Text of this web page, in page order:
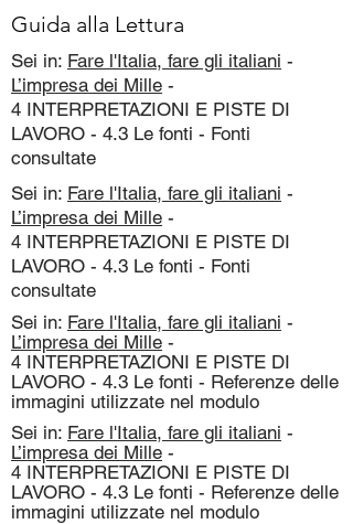
Guida alla Lettura
Sei in: Fare l'Italia, fare gli italiani -
L’impresa dei Mille -
4 INTERPRETAZIONI E PISTE DI
LAVORO - 4.3 Le fonti - Fonti
consultate
Sei in: Fare l'Italia, fare gli italiani -
L’impresa dei Mille -
4 INTERPRETAZIONI E PISTE DI
LAVORO - 4.3 Le fonti - Fonti
consultate
Sei in: Fare l'Italia, fare gli italiani -
L’impresa dei Mille -
4 INTERPRETAZIONI E PISTE DI
LAVORO - 4.3 Le fonti - Referenze delle
immagini utilizzate nel modulo
Sei in: Fare l'Italia, fare gli italiani -
L’impresa dei Mille -
4 INTERPRETAZIONI E PISTE DI
LAVORO - 4.3 Le fonti - Referenze delle
immagini utilizzate nel modulo